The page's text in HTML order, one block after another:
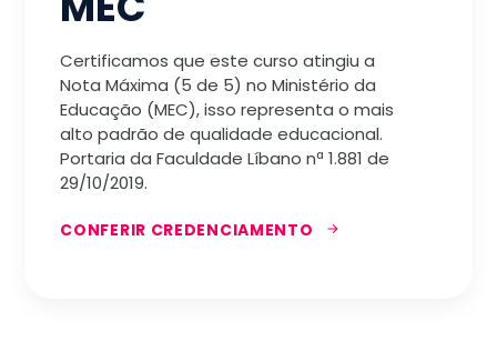
Certificamos que este curso atingiu a
Nota Máxima (5 de 5) no Ministério da
Educação (MEC), isso representa o mais
alto padrão de qualidade educacional.
Portaria da Faculdade Líbano nª 1.881 de
29/10/2019.
CONFERIR CREDENCIAMENTO